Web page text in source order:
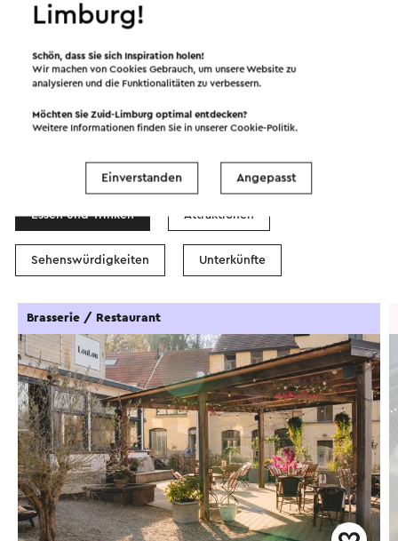
Filter anzeigen
In dem Gebiet
Essen und Trinken Attraktionen
Sehenswürdigkeiten Unterkünfte
Brasserie / Restaurant
Limburg!
Schön, dass Sie sich Inspiration holen!
Wir machen von Cookies Gebrauch, um unsere Website zu
analysieren und die Funktionalitäten zu verbessern.
Möchten Sie Zuid-Limburg optimal entdecken?
Weitere Informationen finden Sie in unsererCookie-Politik.
Einverstanden Angepasst